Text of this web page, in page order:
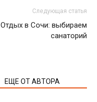
Следующая статья
Отдых в Сочи: выбираем
санаторий
ЕЩЕ ОТ АВТОРА